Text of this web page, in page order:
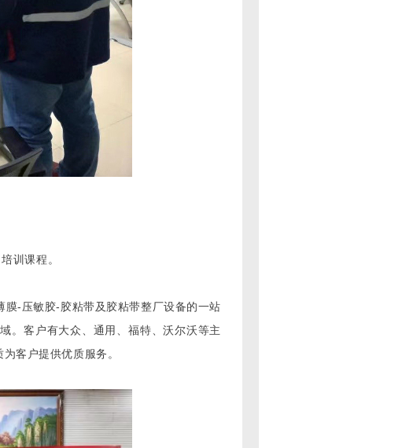
训课程。
-压敏胶-胶粘带及胶粘带整厂设备的一站
。客户有大众、通用、福特、沃尔沃等主
客户提供优质服务。